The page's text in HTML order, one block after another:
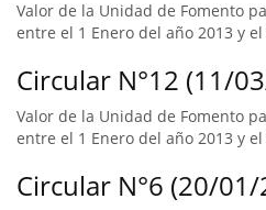
Valor de la Unidad de Fomento
entre el 1 Enero del año 2013 y
Circular N°12 (11/
Valor de la Unidad de Fomento
entre el 1 Enero del año 2013 y
Circular N°6 (20/